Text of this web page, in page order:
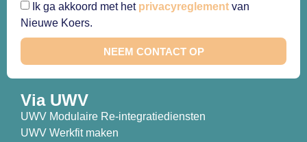
Ik ga akkoord met het privacyreglement van
Nieuwe Koers.
NEEM CONTACT OP
Via UWV
UWV Modulaire Re-integratiediensten
UWV Werkfit maken